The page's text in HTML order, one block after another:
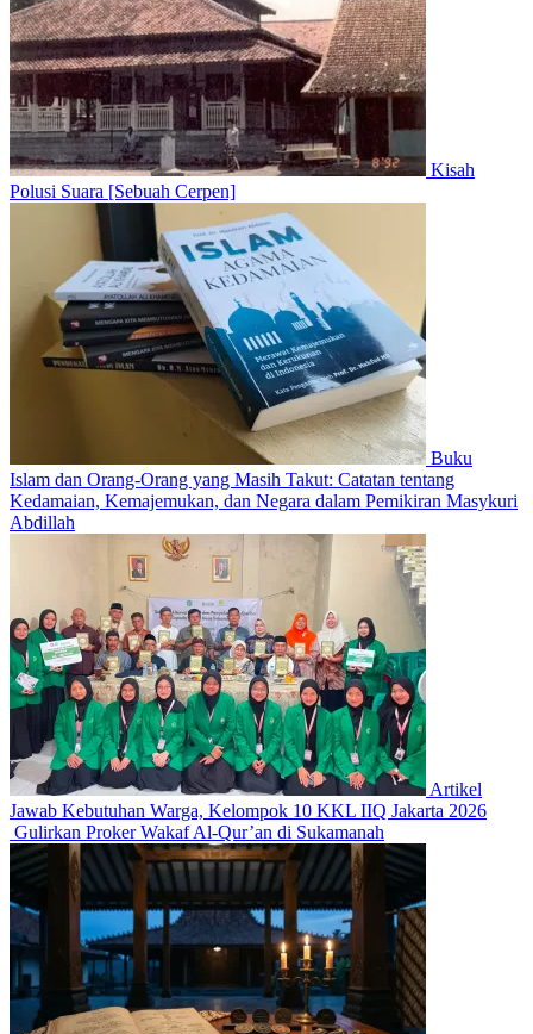
Kisah
Polusi Suara [Sebuah Cerpen]
Buku
Islam dan Orang-Orang yang Masih Takut: Catatan tentang
Kedamaian, Kemajemukan, dan Negara dalam Pemikiran Masykuri
Abdillah
Artikel
Jawab Kebutuhan Warga, Kelompok 10 KKL IIQ Jakarta 2026
Gulirkan Proker Wakaf Al-Qur’an di Sukamanah